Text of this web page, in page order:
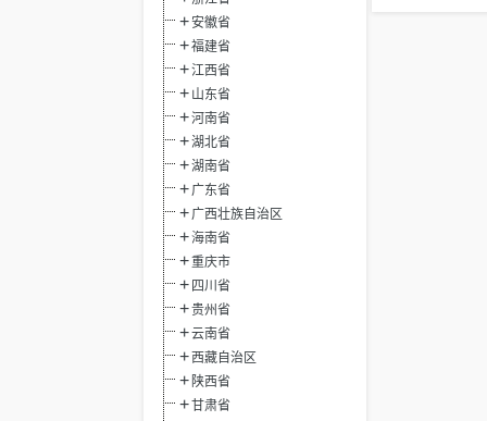
安徽省
福建省
江西省
山东省
河南省
湖北省
湖南省
广东省
广西壮族自治区
海南省
重庆市
四川省
贵州省
云南省
西藏自治区
陕西省
甘肃省